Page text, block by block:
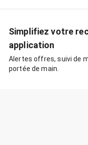
Simplifiez votre
application
Alertes offres, suivi de
portée de main.